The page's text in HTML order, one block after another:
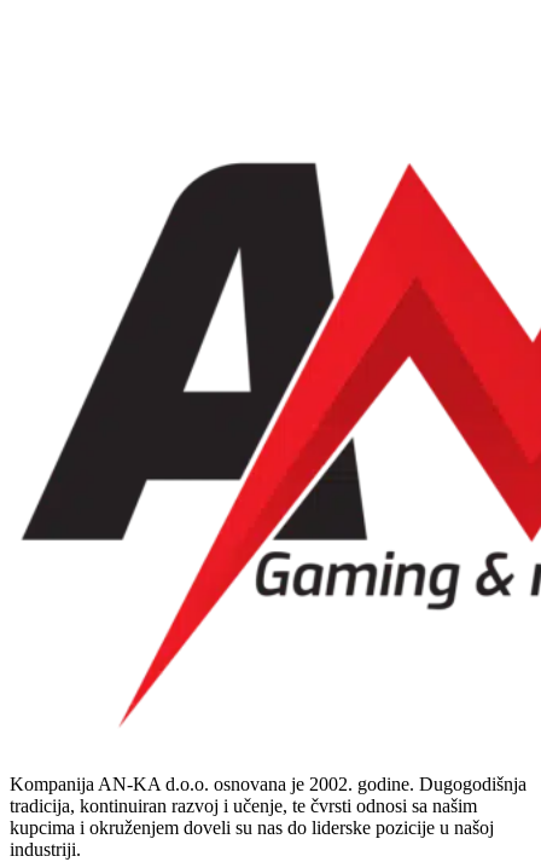
Kompanija AN-KA d.o.o. osnovana je 2002. godine. Dugogodišnja
tradicija, kontinuiran razvoj i učenje, te čvrsti odnosi sa našim
kupcima i okruženjem doveli su nas do liderske pozicije u našoj
industriji.